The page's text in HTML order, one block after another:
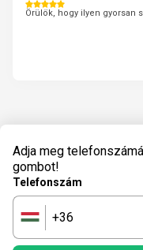
Örülök, hogy ilyen
Adja meg
gombot!
Telefonszám
🇭🇺 +36